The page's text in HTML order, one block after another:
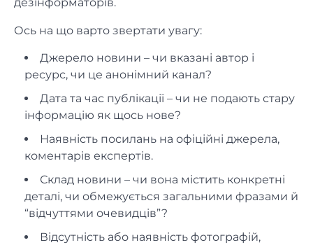
Ось на що варто звертати увагу:
Джерело новини – чи вказані автор і
ресурс, чи це анонімний канал?
Дата та час публікації – чи не подають стару
інформацію як щось нове?
Наявність посилань на офіційні джерела,
коментарів експертів.
Склад новини – чи вона містить конкретні
деталі, чи обмежується загальними фразами й
“відчуттями очевидців”?
Відсутність або наявність фотографій,